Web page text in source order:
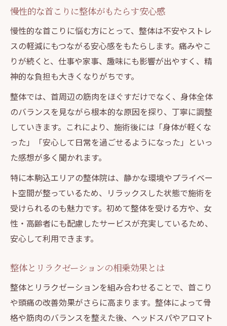
慢性的な首こりに整体がもたらす安心感
慢性的な首こりに悩む方にとって、整体は不安やストレ
スの軽減にもつながる安心感をもたらします。痛みやこ
りが続くと、仕事や家事、趣味にも影響が出やすく、精
神的な負担も大きくなりがちです。
整体では、首周辺の筋肉をほぐすだけでなく、身体全体
のバランスを見ながら根本的な原因を探り、丁寧に調整
していきます。これにより、施術後には「身体が軽くな
った」「安心して日常を過ごせるようになった」といっ
た感想が多く聞かれます。
特に本駒込エリアの整体院は、静かな環境やプライベー
ト空間が整っているため、リラックスした状態で施術を
受けられるのも魅力です。初めて整体を受ける方や、女
性・高齢者にも配慮したサービスが充実しているため、
安心して利用できます。
整体とリラクゼーションの相乗効果とは
整体とリラクゼーションを組み合わせることで、首こり
や頭痛の改善効果がさらに高まります。整体によって骨
格や筋肉のバランスを整えた後、ヘッドスパやアロマト